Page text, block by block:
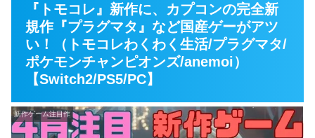
『トモコレ』新作に、カプコンの完全新
規作『プラグマタ』など国産ゲーがアツ
い！（トモコレわくわく生活/プラグマタ/
ポケモンチャンピオンズ/anemoi）
【Switch2/PS5/PC】
新作ゲーム注目作